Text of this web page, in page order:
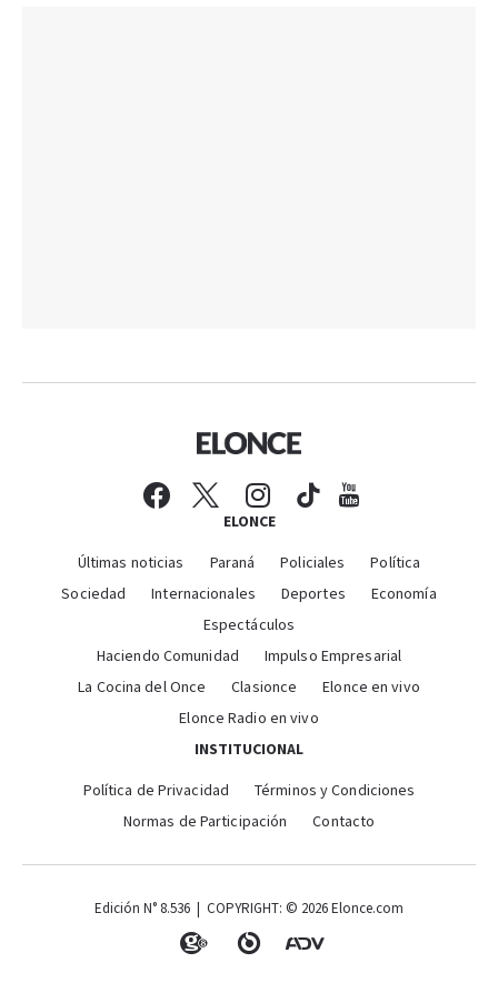
ELONCE
Últimas noticias Paraná Policiales
Política
Sociedad
Internacionales Deportes
Economía
Espectáculos
Haciendo Comunidad
Impulso Empresarial
La Cocina del Once
Clasionce
Elonce en vivo
Elonce Radio en vivo
INSTITUCIONAL
Política de Privacidad
Términos y Condiciones
Normas de Participación
Contacto
Edición N° 8.536 | COPYRIGHT: © 2026 Elonce.com